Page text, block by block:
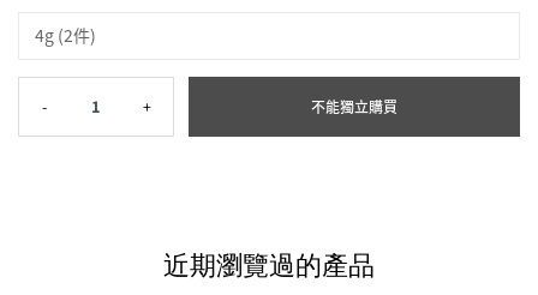
4g (2件)
- 1 + 不能獨立購買
近期瀏覽過的產品